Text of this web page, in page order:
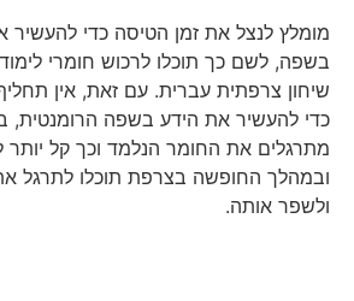
מומלץ לנצל את זמן הטיסה כדי להעשיר
בשפה, לשם כך תוכלו לרכוש חומרי לימוד
שיחון צרפתית עברית. עם זאת, אין תחליף
כדי להעשיר את הידע בשפה הרומנטית,
מתרגלים את החומר הנלמד וכך קל יותר
ובמהלך החופשה בצרפת תוכלו לתרגל את
ולשפר אותה.